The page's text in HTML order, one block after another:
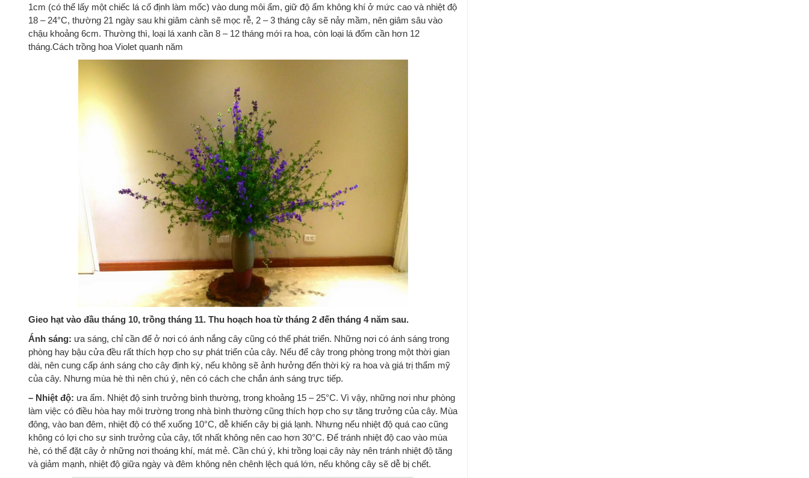
1cm (có thể lấy một chiếc lá cố định làm mốc) vào dung môi ẩm, giữ độ ẩm không khí ở mức cao và nhiệt độ
18 – 24°C, thường 21 ngày sau khi giâm cành sẽ mọc rễ, 2 – 3 tháng cây sẽ nảy mầm, nên giâm sâu vào
chậu khoảng 6cm. Thường thì, loại lá xanh cần 8 – 12 tháng mới ra hoa, còn loại lá đốm cần hơn 12
tháng.Cách trồng hoa Violet quanh năm
Gieo hạt vào đầu tháng 10, trồng tháng 11. Thu hoạch hoa từ tháng 2 đến tháng 4 năm sau.
Ánh sáng: ưa sáng, chỉ cần để ở nơi có ánh nắng cây cũng có thể phát triển. Những nơi có ánh sáng trong
phòng hay bậu cửa đều rất thích hợp cho sự phát triển của cây. Nếu để cây trong phòng trong một thời gian
dài, nên cung cấp ánh sáng cho cây định kỳ, nếu không sẽ ảnh hưởng đến thời kỳ ra hoa và giá trị thẩm mỹ
của cây. Nhưng mùa hè thì nên chú ý, nên có cách che chắn ánh sáng trực tiếp.
– Nhiệt độ: ưa ấm. Nhiệt độ sinh trưởng bình thường, trong khoảng 15 – 25°C. Vì vậy, những nơi như phòng
làm việc có điều hòa hay môi trường trong nhà bình thường cũng thích hợp cho sự tăng trưởng của cây. Mùa
đông, vào ban đêm, nhiệt độ có thể xuống 10°C, dễ khiến cây bị giá lạnh. Nhưng nếu nhiệt độ quá cao cũng
không có lợi cho sự sinh trưởng của cây, tốt nhất không nên cao hơn 30°C. Để tránh nhiệt độ cao vào mùa
hè, có thể đặt cây ở những nơi thoáng khí, mát mẻ. Cần chú ý, khi trồng loại cây này nên tránh nhiệt độ tăng
và giảm mạnh, nhiệt độ giữa ngày và đêm không nên chênh lệch quá lớn, nếu không cây sẽ dễ bị chết.